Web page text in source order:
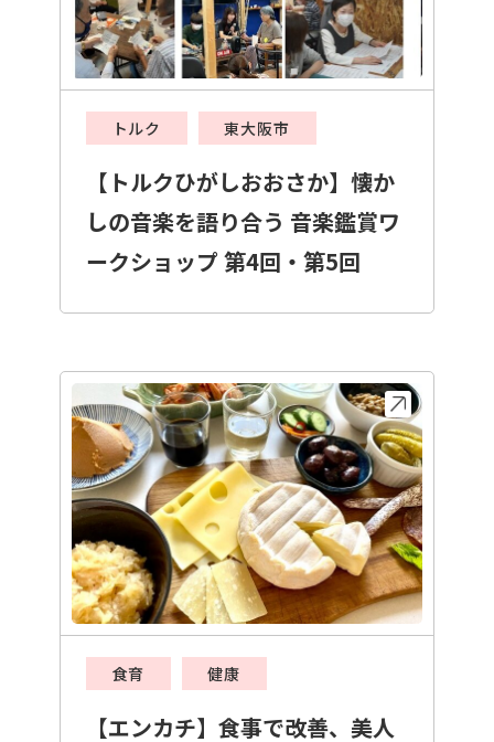
トルク 東大阪市
【トルクひがしおおさか】懐か
しの音楽を語り合う 音楽鑑賞ワ
ークショップ 第4回・第5回
食育 健康
【エンカチ】食事で改善、美人